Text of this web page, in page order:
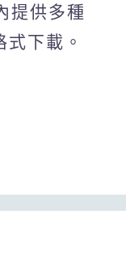
提供多種
下載。